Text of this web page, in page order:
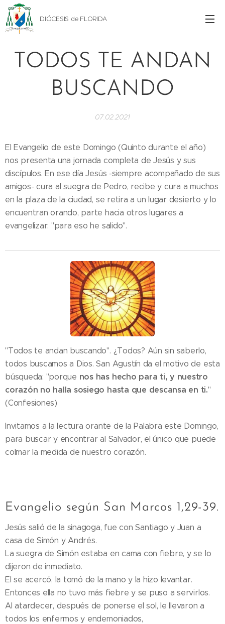
DIÓCESIS de FLORIDA
TODOS TE ANDAN
BUSCANDO
07.02.2021
El Evangelio de este Domingo (Quinto durante el año)
nos presenta una jornada completa de Jesús y sus
discípulos. En ese día Jesús -siempre acompañado de sus
amigos- cura al suegra de Pedro, recibe y cura a muchos
en la plaza de la ciudad, se retira a un lugar desierto y lo
encuentran orando, parte hacia otros lugares a
evangelizar: "para eso he salido".
"Todos te andan buscando". ¿Todos? Aún sin saberlo,
todos buscamos a Dios. San Agustín da el motivo de esta
búsqueda: "porque nos has hecho para ti, y nuestro
corazón no halla sosiego hasta que descansa en ti."
(Confesiones)
Invitamos a la lectura orante de la Palabra este Domingo,
para buscar y encontrar al Salvador, el único que puede
colmar la medida de nuestro corazón.
Evangelio según San Marcos 1,29-39.
Jesús salió de la sinagoga, fue con Santiago y Juan a
casa de Simón y Andrés.
La suegra de Simón estaba en cama con fiebre, y se lo
dijeron de inmediato.
El se acercó, la tomó de la mano y la hizo levantar.
Entonces ella no tuvo más fiebre y se puso a servirlos.
Al atardecer, después de ponerse el sol, le llevaron a
todos los enfermos y endemoniados,